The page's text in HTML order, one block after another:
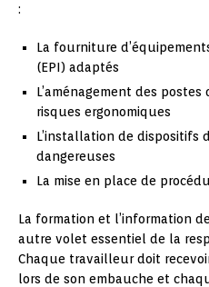
:
La fourniture
(EPI) adaptés
L’aménagement des
risques ergonomiques
L’installation de dispositifs
dangereuses
La mise en place de
La formation et l’information
autre volet essentiel de la
Chaque travailleur doit
lors de son embauche et